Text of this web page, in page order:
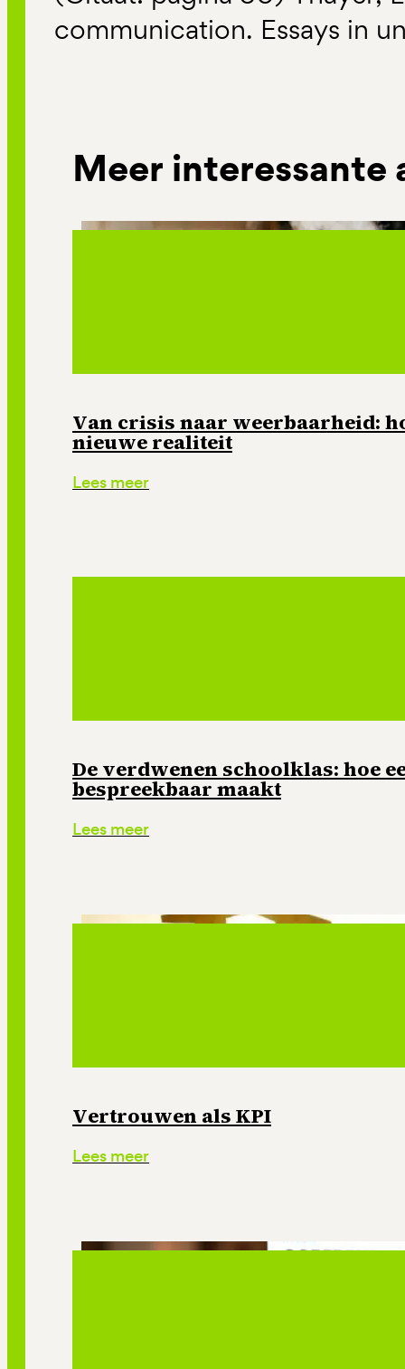
communication. Essays in
Meer interessante
Van crisis naar weerbaarheid:
nieuwe realiteit
Lees meer
De verdwenen schoolklas: hoe
bespreekbaar maakt
Lees meer
Vertrouwen als KPI
Lees meer